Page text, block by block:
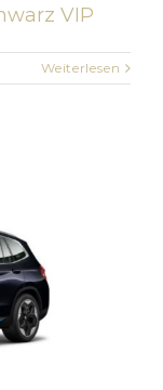
VIP
Weiterlesen